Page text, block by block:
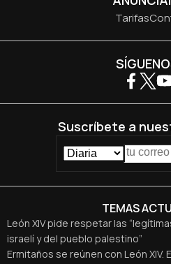
Tarifas
TEMAS
León XIV pide respetar las
israelí y del pueblo palestino”
Ermitaños se reúnen con León
Suscríbete a